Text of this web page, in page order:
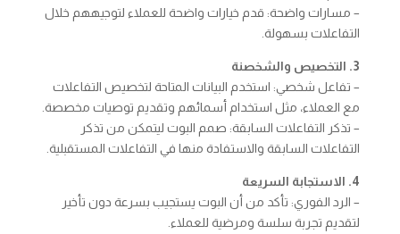
– مسارات واضحة: قدم خيارات واضحة للعملاء لتوجيههم خلال
التفاعلات بسهولة.
3. التخصيص والشخصنة
– تفاعل شخصي: استخدم البيانات المتاحة لتخصيص التفاعلات
مع العملاء، مثل استخدام أسمائهم وتقديم توصيات مخصصة.
– تذكر التفاعلات السابقة: صمم البوت ليتمكن من تذكر
التفاعلات السابقة والاستفادة منها في التفاعلات المستقبلية.
4. الاستجابة السريعة
– الرد الفوري: تأكد من أن البوت يستجيب بسرعة دون تأخير
لتقديم تجربة سلسة ومرضية للعملاء.